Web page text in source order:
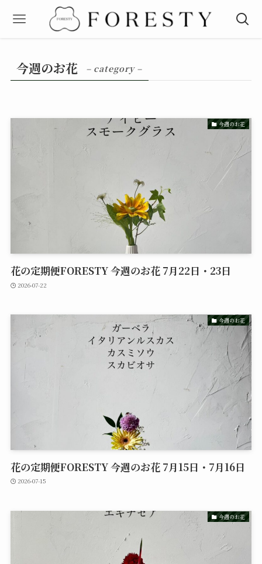
今週のお花 – category –
今週のお花
花の定期便FORESTY 今週のお花 7月22日・23日
2026-07-22
今週のお花
花の定期便FORESTY 今週のお花 7月15日・7月16日
2026-07-15
今週のお花